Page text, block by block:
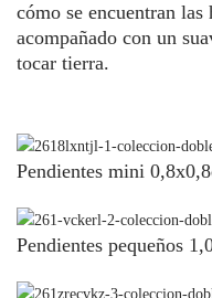
cómo se encuentran
acompañado con un
tocar tierra.
Pendientes mini
Pendientes pequeños